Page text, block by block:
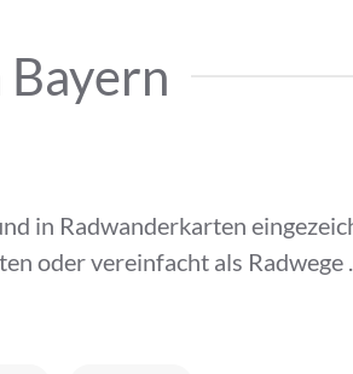
in Radwanderkarten
oder vereinfacht als